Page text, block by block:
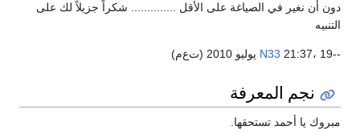
أن نغير في الصياغة على الأقل .............. شكراً جزيلاً لك على
N3321:37، 19 يوليو 2010 (ت‌ع‌م)
نجم المعرفة
يا أحمد تستحقها.